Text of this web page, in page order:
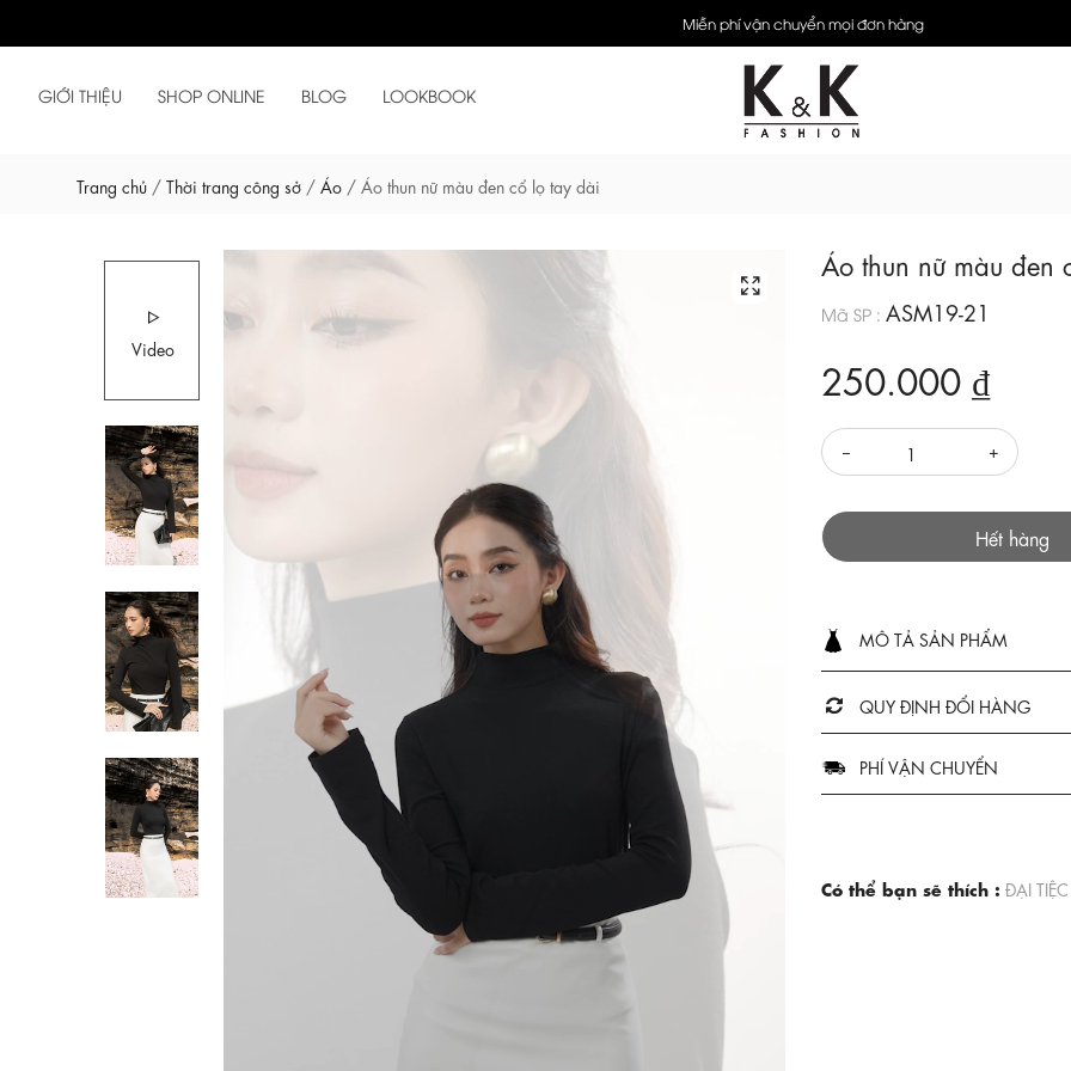
Miễn phí vận chuyển mọi đơn hàng
GIỚI THIỆU SHOP ONLINE BLOG LOOKBOOK
Trang chủ / Thời trang công sở / Áo / Áo thun nữ màu đen cổ lọ tay dài
Video
Áo thun nữ màu đen
Mã SP : ASM19-21
250.000 ₫
Hết hàng
MÔ TẢ SẢN PHẨM
QUY ĐỊNH ĐỔI HÀNG
PHÍ VẬN CHUYỂN
Có thể bạn sẽ thích : ĐẠI TIỆC